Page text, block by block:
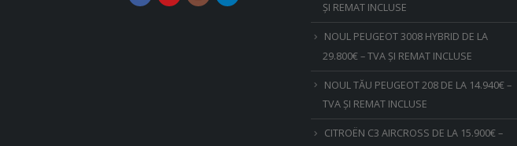
ȘI REMAT INCLUSE
NOUL PEUGEOT 3008 HYBRID DE LA
29.800€ – TVA ȘI REMAT INCLUSE
NOUL TĂU PEUGEOT 208 DE LA 14.940€ –
TVA ȘI REMAT INCLUSE
CITROËN C3 AIRCROSS DE LA 15.900€ –